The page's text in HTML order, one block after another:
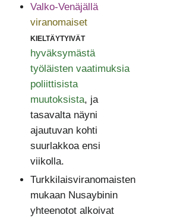
Valko-Venäjällä
viranomaiset
kieltäytyivät
hyväksymästä
työläisten vaatimuksia
poliittisista
muutoksista, ja
tasavalta näyni
ajautuvan kohti
suurlakkoa ensi
viikolla.
Turkkilaisviranomaisten
mukaan Nusaybinin
yhteenotot alkoivat